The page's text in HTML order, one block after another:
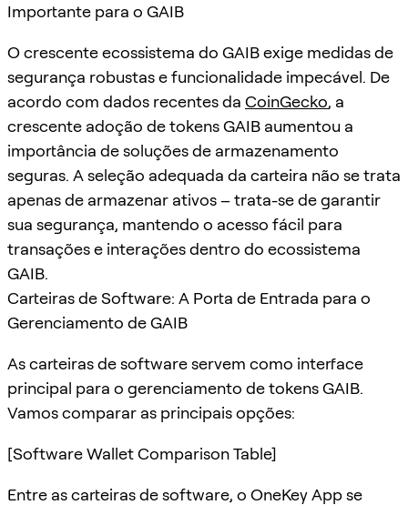
Importante para o GAIB
O crescente ecossistema do GAIB exige medidas de
segurança robustas e funcionalidade impecável. De
acordo com dados recentes da CoinGecko, a
crescente adoção de tokens GAIB aumentou a
importância de soluções de armazenamento
seguras. A seleção adequada da carteira não se trata
apenas de armazenar ativos – trata-se de garantir
sua segurança, mantendo o acesso fácil para
transações e interações dentro do ecossistema
GAIB.
Carteiras de Software: A Porta de Entrada para o
Gerenciamento de GAIB
As carteiras de software servem como interface
principal para o gerenciamento de tokens GAIB.
Vamos comparar as principais opções:
[Software Wallet Comparison Table]
Entre as carteiras de software, o OneKey App se